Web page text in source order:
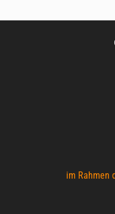
im Rahmen